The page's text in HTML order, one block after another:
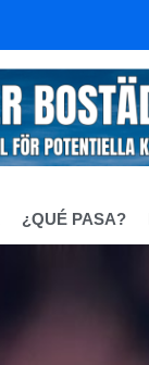
¿QUÉ PASA?